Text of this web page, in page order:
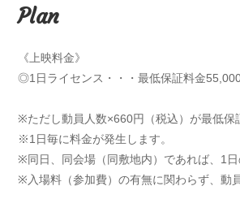
Plan
《上映料金》
◎1日ライセンス・・・最低保証料金55,000
※ただし動員人数×660円（税込）が最低保
※1日毎に料金が発生します。
※同日、同会場（同敷地内）であれば、1日
※入場料（参加費）の有無に関わらず、動